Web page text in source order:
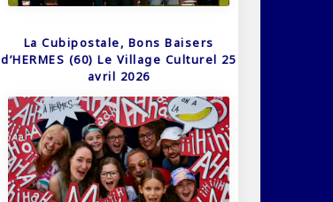
La Cubipostale, Bons Baisers
d’HERMES (60) Le Village Culturel 25
avril 2026